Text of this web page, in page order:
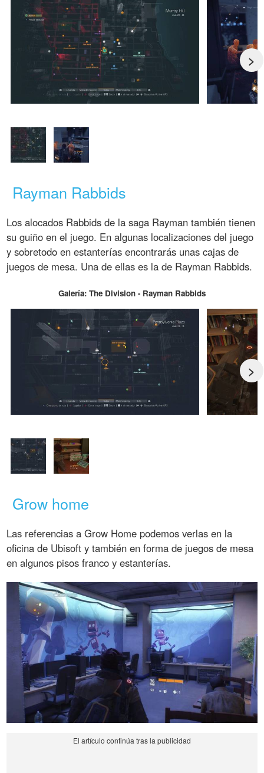
>
Rayman Rabbids
Los alocados Rabbids de la saga Rayman también tienen
su guiño en el juego. En algunas localizaciones del juego
y sobretodo en estanterías encontrarás unas cajas de
juegos de mesa. Una de ellas es la de Rayman Rabbids.
Galería: The Division - Rayman Rabbids
>
Grow home
Las referencias a Grow Home podemos verlas en la
oficina de Ubisoft y también en forma de juegos de mesa
en algunos pisos franco y estanterías.